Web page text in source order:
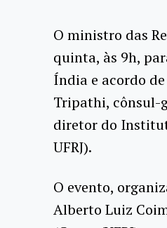
O ministro das
quinta, às 9h,
Índia e acordo
Tripathi, cônsul-
diretor do
UFRJ).
O evento,
Alberto Luiz